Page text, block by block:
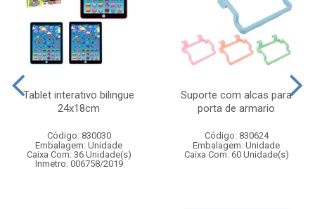
Tablet interativo bilingue
24x18cm
Código: 830030
Embalagem: Unidade
Caixa Com: 36 Unidade(s)
Inmetro: 006758/2019
Suporte com alcas para
porta de armario
Código: 830624
Embalagem: Unidade
Caixa Com: 60 Unidade(s)